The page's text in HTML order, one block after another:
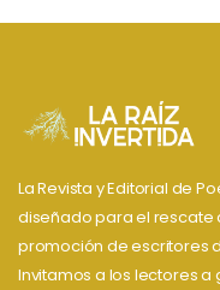
La Revista y Editorial de
diseñado para el rescate
promoción de escritores
Invitamos a los lectores